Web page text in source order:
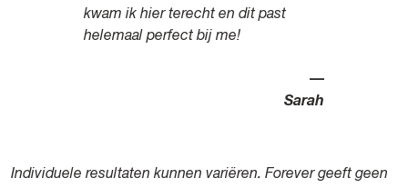
kwam ik hier terecht en dit past
helemaal perfect bij me!
—
Sarah
Individuele resultaten kunnen variëren. Forever geeft geen